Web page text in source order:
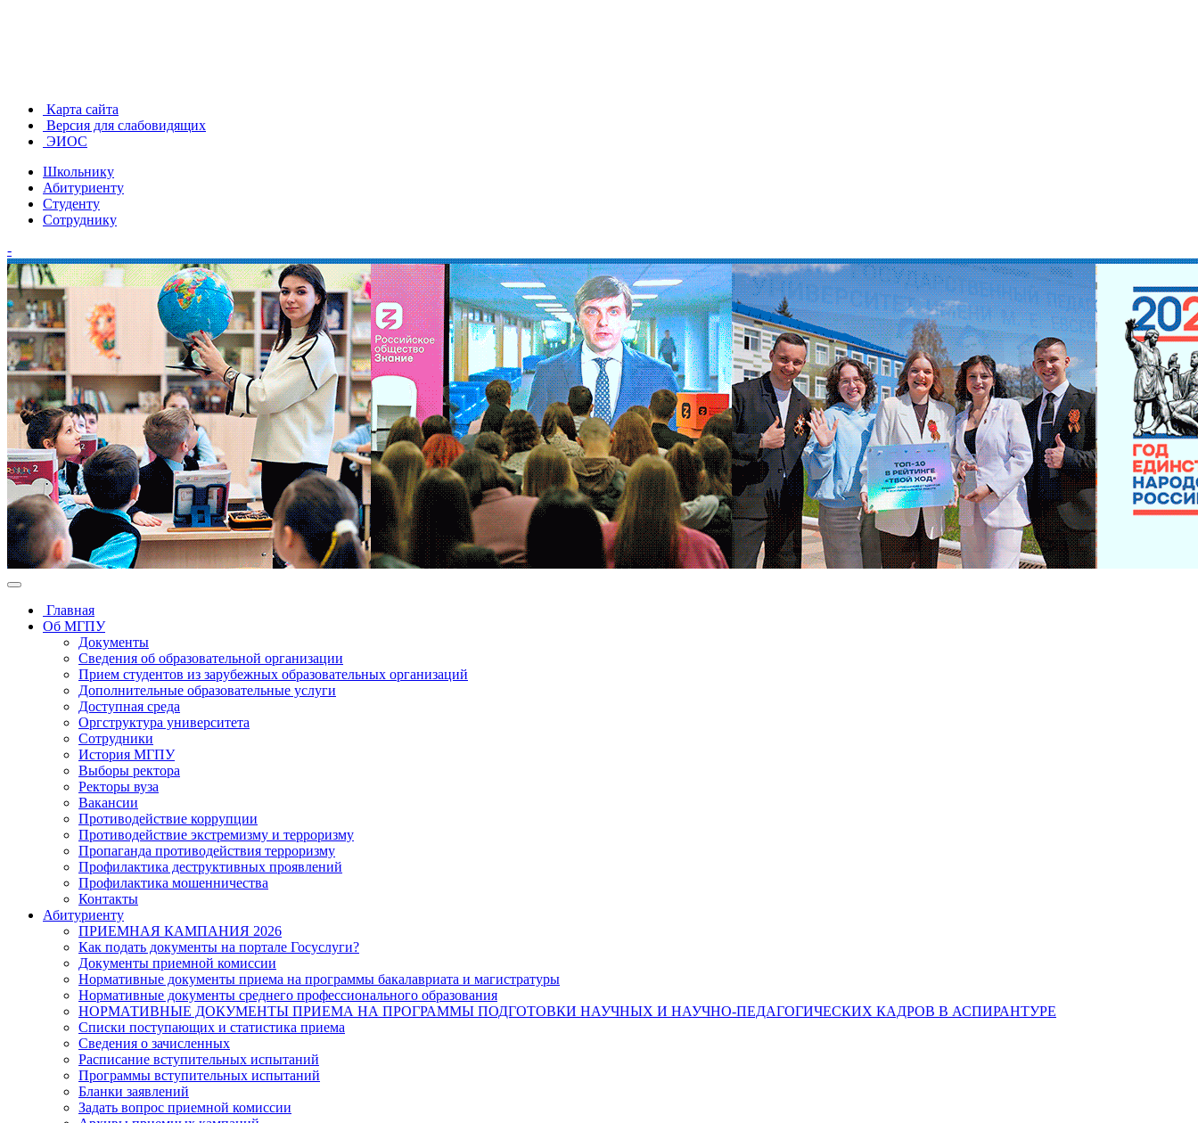
Карта сайта
Версия для слабовидящих
ЭИОС
Школьнику
Абитуриенту
Студенту
Сотруднику
-
Главная
Об МГПУ
Документы
Сведения об образовательной организации
Прием студентов из зарубежных образовательных организаций
Дополнительные образовательные услуги
Доступная среда
Оргструктура университета
Сотрудники
История МГПУ
Выборы ректора
Ректоры вуза
Вакансии
Противодействие коррупции
Противодействие экстремизму и терроризму
Пропаганда противодействия терроризму
Профилактика деструктивных проявлений
Профилактика мошенничества
Контакты
Абитуриенту
ПРИЕМНАЯ КАМПАНИЯ 2026
Как подать документы на портале Госуслуги?
Документы приемной комиссии
Нормативные документы приема на программы бакалавриата и магистратуры
Нормативные документы среднего профессионального образования
НОРМАТИВНЫЕ ДОКУМЕНТЫ ПРИЕМА НА ПРОГРАММЫ ПОДГОТОВКИ НАУЧНЫХ И НАУЧНО-ПЕДАГОГИЧЕСКИХ КАДРОВ В АСПИРАНТУРЕ
Списки поступающих и статистика приема
Сведения о зачисленных
Расписание вступительных испытаний
Программы вступительных испытаний
Бланки заявлений
Задать вопрос приемной комиссии